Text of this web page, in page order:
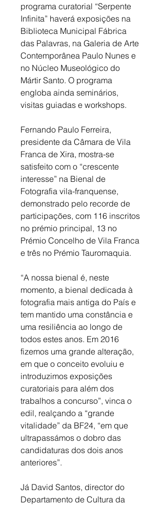
programa curatorial “Serpente
Infinita” haverá exposições na
Biblioteca Municipal Fábrica
das Palavras, na Galeria de Arte
Contemporânea Paulo Nunes e
no Núcleo Museológico do
Mártir Santo. O programa
engloba ainda seminários,
visitas guiadas e workshops.
Fernando Paulo Ferreira,
presidente da Câmara de Vila
Franca de Xira, mostra-se
satisfeito com o “crescente
interesse” na Bienal de
Fotografia vila-franquense,
demonstrado pelo recorde de
participações, com 116 inscritos
no prémio principal, 13 no
Prémio Concelho de Vila Franca
e três no Prémio Tauromaquia.
“A nossa bienal é, neste
momento, a bienal dedicada à
fotografia mais antiga do País e
tem mantido uma constância e
uma resiliência ao longo de
todos estes anos. Em 2016
fizemos uma grande alteração,
em que o conceito evoluiu e
introduzimos exposições
curatoriais para além dos
trabalhos a concurso”, vinca o
edil, realçando a “grande
vitalidade” da BF24, “em que
ultrapassámos o dobro das
candidaturas dos dois anos
anteriores”.
Já David Santos, director do
Departamento de Cultura da